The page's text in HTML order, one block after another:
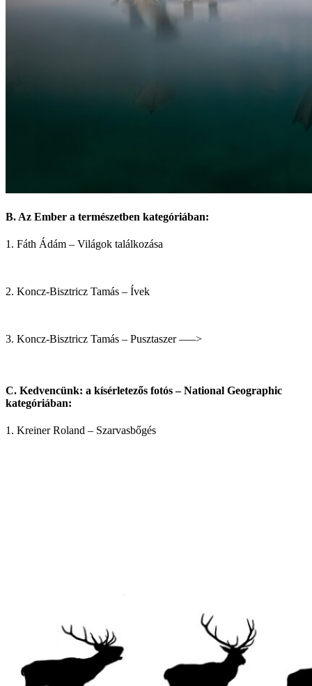
B. Az Ember a természetben kategóriában:
1. Fáth Ádám – Világok találkozása
2. Koncz-Bisztricz Tamás – Ívek
3. Koncz-Bisztricz Tamás – Pusztaszer —–>
C. Kedvencünk: a kísérletezős fotós – National Geographic
kategóriában:
1. Kreiner Roland – Szarvasbőgés